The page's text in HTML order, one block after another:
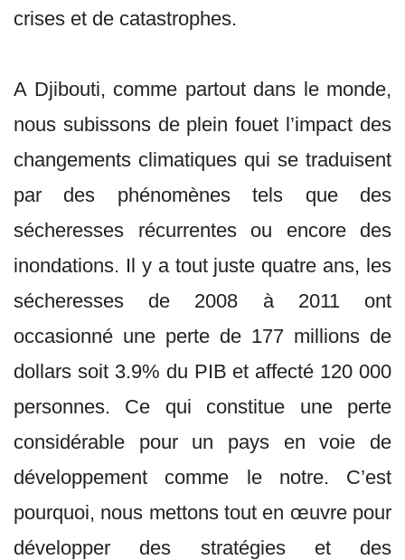
crises et de catastrophes.
A Djibouti, comme partout dans le monde,
nous subissons de plein fouet l’impact des
changements climatiques qui se traduisent
par des phénomènes tels que des
sécheresses récurrentes ou encore des
inondations. Il y a tout juste quatre ans, les
sécheresses de 2008 à 2011 ont
occasionné une perte de 177 millions de
dollars soit 3.9% du PIB et affecté 120 000
personnes. Ce qui constitue une perte
considérable pour un pays en voie de
développement comme le notre. C’est
pourquoi, nous mettons tout en œuvre pour
développer des stratégies et des